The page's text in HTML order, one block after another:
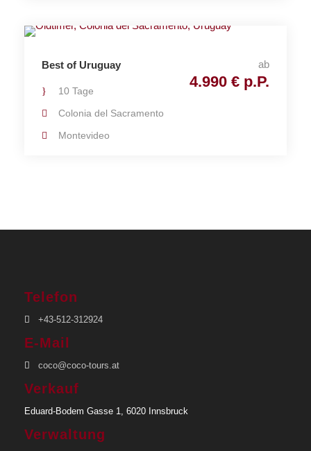
Best of Uruguay ab
4.990 € p.P.
10 Tage
Colonia del Sacramento
Montevideo
Telefon
+43-512-312924
E-Mail
coco@coco-tours.at
Verkauf
Eduard-Bodem Gasse 1, 6020 Innsbruck
Verwaltung